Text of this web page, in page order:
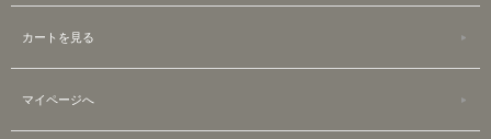
カートを見る
マイページへ